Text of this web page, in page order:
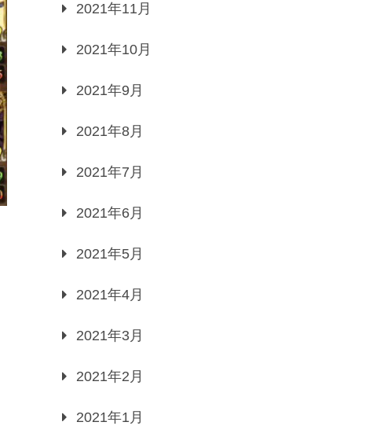
2021年11月
2021年10月
2021年9月
2021年8月
2021年7月
2021年6月
2021年5月
2021年4月
2021年3月
2021年2月
2021年1月